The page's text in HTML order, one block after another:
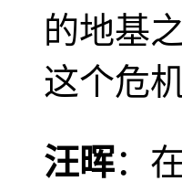
的地基
这个危
汪晖：